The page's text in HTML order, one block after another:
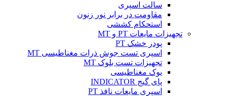
سالت اسپری
مقاومت در برابر نور زنون
استحکام کششی
تجهیزات مایعات PT و MT
پودر خشک PT
اسپری تست جوش ذرات مغناطیسی MT
تجهیزات تست بلوک MT
یوک مغناطیسی
پای گیج INDICATOR
اسپری مایعات نافذ PT